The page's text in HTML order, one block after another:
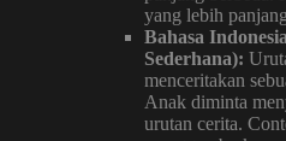
yang lebih
Bahasa
Sederhana):
menceritakan
Anak diminta
urutan cerita.